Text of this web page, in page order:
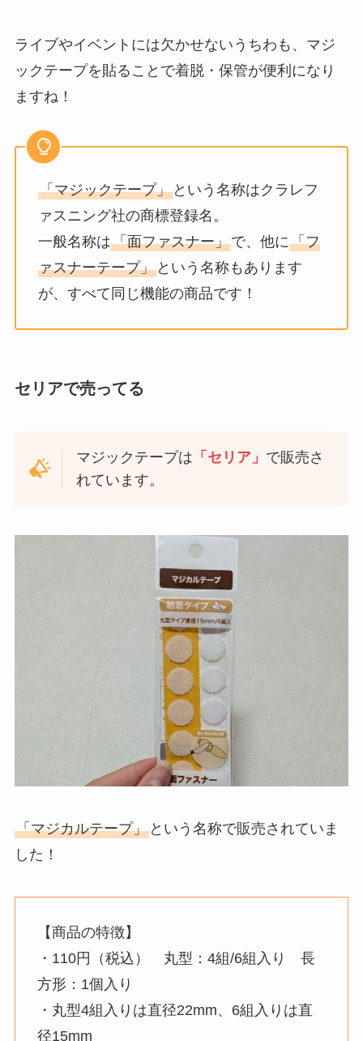
ライブやイベントには欠かせないうちわも、マジ
ックテープを貼ることで着脱・保管が便利になり
ますね！
「マジックテープ」という名称はクラレフ
ァスニング社の商標登録名。
一般名称は「面ファスナー」で、他に「フ
ァスナーテープ」という名称もあります
が、すべて同じ機能の商品です！
セリアで売ってる
マジックテープは 「セリア」 で販売さ
れています。
「マジカルテープ」という名称で販売されていま
した！
【商品の特徴】
・110円（税込） 丸型：4組/6組入り 長
方形：1個入り
・丸型4組入りは直径22mm、6組入りは直
径15mm